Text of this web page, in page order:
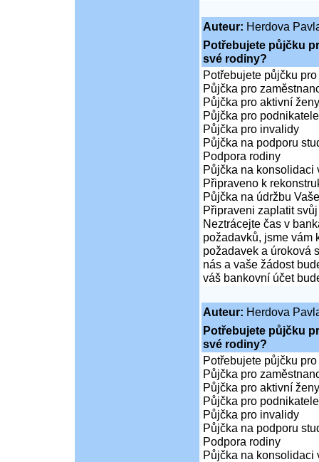
Auteur: Herdova
Potřebujete půjčku
své rodiny?
Potřebujete půjčku
Půjčka pro
Půjčka pro aktivní
Půjčka pro podnikatele
Půjčka pro invalidy
Půjčka na podporu
Podpora rodiny
Půjčka na konsolidaci
Připraveno k
Půjčka na údržbu
Připraveni zaplatit
Neztrácejte čas v
požadavků, jsme vám
požadavek a úroková
nás a vaše žádost
váš bankovní účet
Auteur: Herdova
Potřebujete půjčku
své rodiny?
Potřebujete půjčku
Půjčka pro
Půjčka pro aktivní
Půjčka pro podnikatele
Půjčka pro invalidy
Půjčka na podporu
Podpora rodiny
Půjčka na konsolidaci